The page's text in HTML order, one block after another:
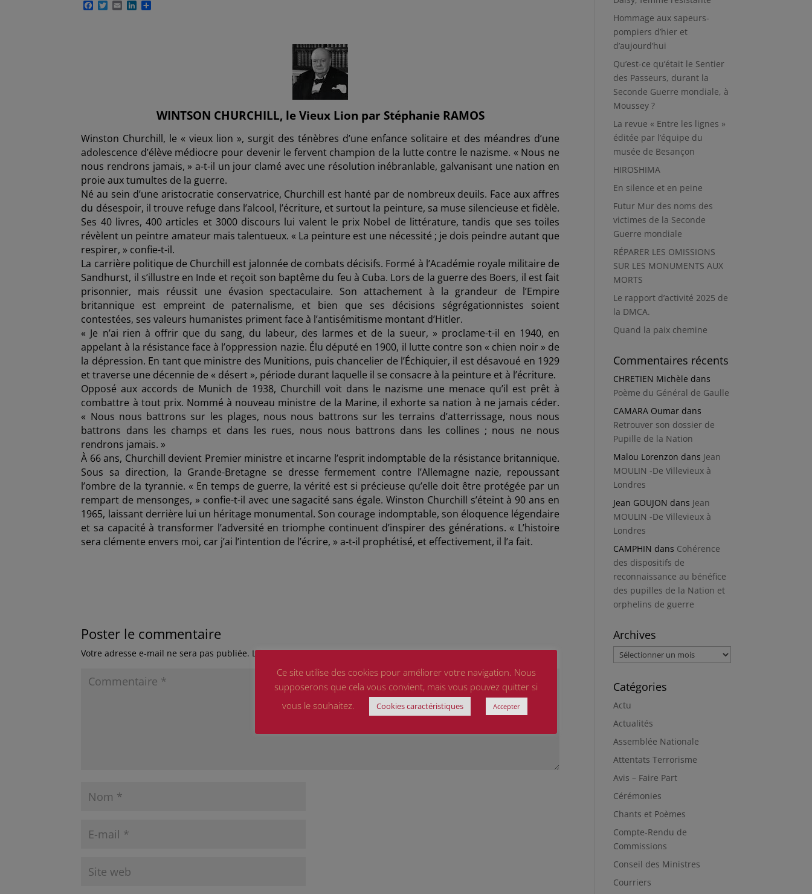
F T E L
WINTSON CHURCHILL, le Vieux Lion par Stéphanie RAMOS
Winston Churchill, le « vieux lion », surgit des ténèbres d’une enfance solitaire et des méandres d’une
adolescence d’élève médiocre pour devenir le fervent champion de la lutte contre le nazisme. « Nous ne
nous rendrons jamais, » a-t-il un jour clamé avec une résolution inébranlable, galvanisant une nation en
proie aux tumultes de la guerre.
Né au sein d’une aristocratie conservatrice, Churchill est hanté par de nombreux deuils. Face aux affres
du désespoir, il trouve refuge dans l’alcool, l’écriture, et surtout la peinture, sa muse silencieuse et fidèle.
Ses 40 livres, 400 articles et 3000 discours lui valent le prix Nobel de littérature, tandis que ses toiles
révèlent un peintre amateur mais talentueux. « La peinture est une nécessité ; je dois peindre autant que
respirer, » confie-t-il.
La carrière politique de Churchill est jalonnée de combats décisifs. Formé à l’Académie royale militaire de
Sandhurst, il s’illustre en Inde et reçoit son baptême du feu à Cuba. Lors de la guerre des Boers, il est fait
prisonnier, mais réussit une évasion spectaculaire. Son attachement à la grandeur de l’Empire
britannique est empreint de paternalisme, et bien que ses décisions ségrégationnistes soient
contestées, ses valeurs humanistes priment face à l’antisémitisme montant d’Hitler.
« Je n’ai rien à offrir que du sang, du labeur, des larmes et de la sueur, » proclame-t-il en 1940, en
appelant à la résistance face à l’oppression nazie. Élu député en 1900, il lutte contre son « chien noir » de
la dépression. En tant que ministre des Munitions, puis chancelier de l’Échiquier, il est désavoué en 1929
et traverse une décennie de « désert », période durant laquelle il se consacre à la peinture et à l’écriture.
Opposé aux accords de Munich de 1938, Churchill voit dans le nazisme une menace qu’il est prêt à
combattre à tout prix. Nommé à nouveau ministre de la Marine, il exhorte sa nation à ne jamais céder.
« Nous nous battrons sur les plages, nous nous battrons sur les terrains d’atterrissage, nous nous
battrons dans les champs et dans les rues, nous nous battrons dans les collines ; nous ne nous
rendrons jamais. »
À 66 ans, Churchill devient Premier ministre et incarne l’esprit indomptable de la résistance britannique.
Sous sa direction, la Grande-Bretagne se dresse fermement contre l’Allemagne nazie, repoussant
l’ombre de la tyrannie. « En temps de guerre, la vérité est si précieuse qu’elle doit être protégée par un
rempart de mensonges, » confie-t-il avec une sagacité sans égale. Winston Churchill s’éteint à 90 ans en
1965, laissant derrière lui un héritage monumental. Son courage indomptable, son éloquence légendaire
et sa capacité à transformer l’adversité en triomphe continuent d’inspirer des générations. « L’histoire
sera clémente envers moi, car j’ai l’intention de l’écrire, » a-t-il prophétisé, et effectivement, il l’a fait.
Poster le commentaire
Votre adresse e-mail ne sera pas publiée. Les champs obligatoires sont indiqués avec*
Hommage aux sapeurs-
pompiers d’hier et
d’aujourd’hui
Qu’est-ce qu’était le Sentier
des Passeurs, durant la
Seconde Guerre mondiale, à
Moussey ?
La revue « Entre les lignes »
éditée par l’équipe du
musée de Besançon
HIROSHIMA
En silence et en peine
Futur Mur des noms des
victimes de la Seconde
Guerre mondiale
RÉPARER LES OMISSIONS
SUR LES MONUMENTS AUX
MORTS
Le rapport d’activité 2025 de
la DMCA.
Quand la paix chemine
Commentaires récents
CHRETIEN Michèle dans
Poème du Général de Gaulle
CAMARA Oumar dans
Retrouver son dossier de
Pupille de la Nation
Malou Lorenzon dans Jean
MOULIN -De Villevieux à
Londres
Jean GOUJON dans Jean
MOULIN -De Villevieux à
Londres
CAMPHIN dans Cohérence
des dispositifs de
reconnaissance au bénéfice
des pupilles de la Nation et
orphelins de guerre
Archives
Archives
Catégories
Actu
Actualités
Assemblée Nationale
Attentats Terrorisme
Avis – Faire Part
Cérémonies
Chants et Poèmes
Compte-Rendu de
Commissions
Conseil des Ministres
Courriers
Ce site utilise des cookies pour améliorer votre navigation. Nous
supposerons que cela vous convient, mais vous pouvez quitter si
vous le souhaitez.
Cookies caractéristiques Accepter